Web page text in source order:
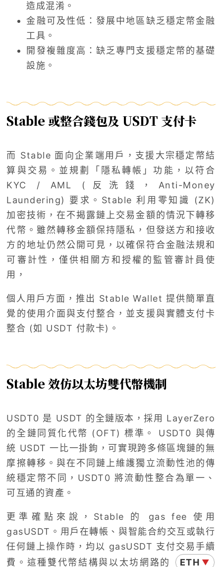
造成混淆。
金融可及性低：發展中地區缺乏穩定幣金融
工具。
開發複雜度高：缺乏專門支援穩定幣的基礎
設施。
Stable 或整合錢包及 USDT 支付卡
而 Stable 面向企業端用戶，支援大宗穩定幣結
算與交易。並規劃「隱私轉帳」功能，以符合
KYC / AML (反洗錢，Anti-Money
Laundering) 要求。Stable 利用零知識 (ZK)
加密技術，在不揭露鏈上交易金額的情況下轉移
代幣。雖然轉移金額保持隱私，但發送方和接收
方的地址仍然公開可見，以確保符合金融法規和
可審計性，僅供相關方和授權的監管審計員使
用，
個人用戶方面，推出 Stable Wallet 提供簡單直
覺的使用介面與支付整合，並支援與實體支付卡
整合 (如 USDT 付款卡)。
Stable 效仿以太坊雙代幣機制
USDT0 是 USDT 的全鏈版本，採用 LayerZero
的全鏈同質化代幣 (OFT) 標準。 USDT0 與傳
統 USDT 一比一掛鉤，可實現跨多條區塊鏈的無
摩擦轉移。與在不同鏈上維護獨立流動性池的傳
統穩定幣不同，USDT0 將流動性整合為單一、
可互通的資產。
更準確點來說，Stable 的 gas fee 使用
gasUSDT。用戶在轉帳、與智能合約交互或執行
任何鏈上操作時，均以 gasUSDT 支付交易手續
費。這種雙代幣結構與以太坊網路的
ETH ▼